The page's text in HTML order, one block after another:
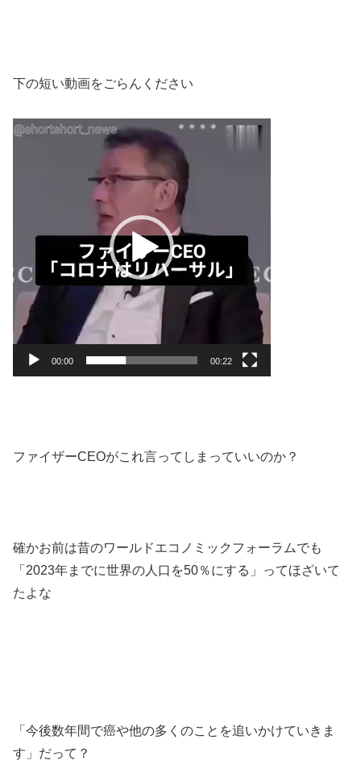
下の短い動画をごらんください
動
ー
00:00 00:22
ファイザーCEOがこれ言ってしまっていいのか？
確かお前は昔のワールドエコノミックフォーラムでも
「2023年までに世界の人口を50％にする」ってほざいて
たよな
「今後数年間で癌や他の多くのことを追いかけていきま
す」だって？